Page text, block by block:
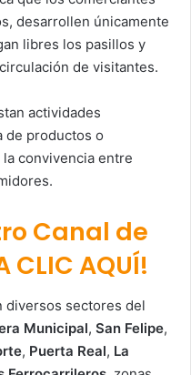
desarrollen únicamente
libres los pasillos y
de visitantes.
actividades
de productos o
convivencia entre
Canal de
AQUÍ!
diversos sectores del
Municipal, San Felipe,
, Puerta Real, La